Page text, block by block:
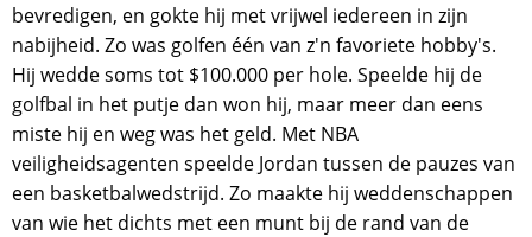
bevredigen, en gokte hij met vrijwel iedereen in zijn
nabijheid. Zo was golfen één van z'n favoriete hobby's.
Hij wedde soms tot $100.000 per hole. Speelde hij de
golfbal in het putje dan won hij, maar meer dan eens
miste hij en weg was het geld. Met NBA
veiligheidsagenten speelde Jordan tussen de pauzes van
een basketbalwedstrijd. Zo maakte hij weddenschappen
van wie het dichts met een munt bij de rand van de